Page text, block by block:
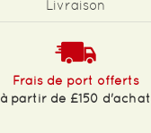
Livraison
Frais de port offerts
à partir de £150 d'achat